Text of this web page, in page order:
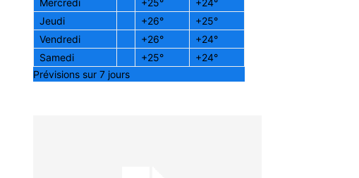
Mercredi
+25° +24°
Jeudi
+26° +25°
Vendredi
+26° +24°
Samedi
+25° +24°
Prévisions sur 7 jours